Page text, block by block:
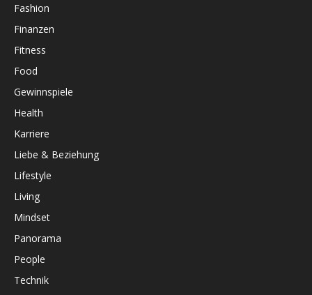
Fashion
Finanzen
Fitness
Food
Gewinnspiele
Health
Karriere
Liebe & Beziehung
Lifestyle
Living
Mindset
Panorama
People
Technik